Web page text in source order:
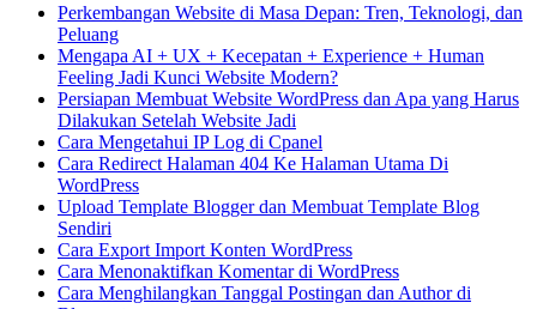
Perkembangan Website di Masa Depan: Tren, Teknologi, dan
Peluang
Mengapa AI + UX + Kecepatan + Experience + Human
Feeling Jadi Kunci Website Modern?
Persiapan Membuat Website WordPress dan Apa yang Harus
Dilakukan Setelah Website Jadi
Cara Mengetahui IP Log di Cpanel
Cara Redirect Halaman 404 Ke Halaman Utama Di
WordPress
Upload Template Blogger dan Membuat Template Blog
Sendiri
Cara Export Import Konten WordPress
Cara Menonaktifkan Komentar di WordPress
Cara Menghilangkan Tanggal Postingan dan Author di